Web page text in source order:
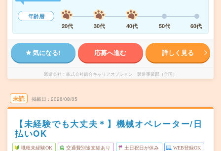
年齢層
20代
30代 40代 50代 60代
気になる! 応募へ進む 詳しく見る
派遣会社 株式会社綜合キャリアオプション 製造事業部（全国）
未読 掲載日 2026/08/05
【未経験でも大丈夫＊】機械オペレーター/日
払いOK
職種未経験OK 交通費別途支給あり 土日祝日が休み WEB登録OK